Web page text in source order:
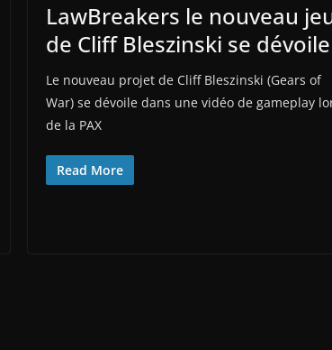
LawBreakers le nouveau
de Cliff Bleszinski se dévoile
Le nouveau projet de Cliff Bleszinski (Gears of
War) se dévoile dans une vidéo de gameplay
de la PAX
Read More